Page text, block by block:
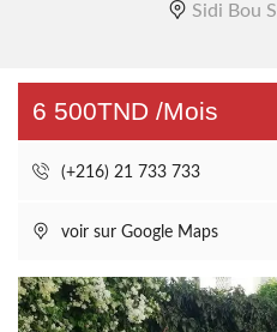
Sidi Bou
6 500TND /Mois
(+216) 21 733 733
voir sur Google Maps